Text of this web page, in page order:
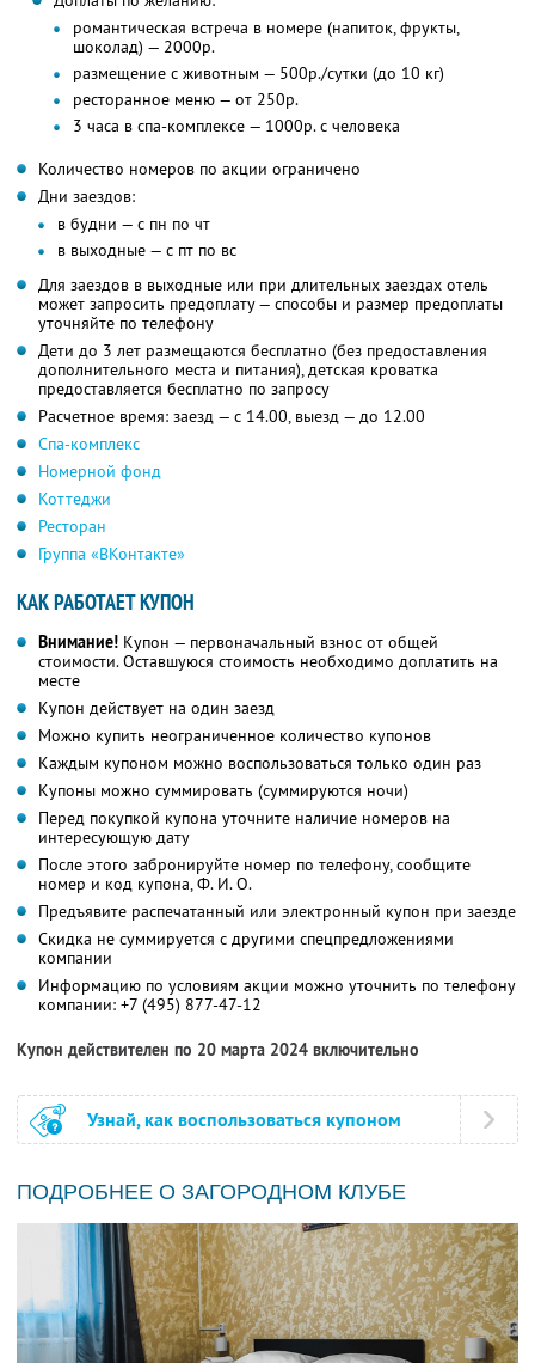
романтическая встреча в номере (напиток, фрукты,
шоколад) — 2000р.
размещение с животным — 500р./сутки (до 10 кг)
ресторанное меню — от 250р.
3 часа в спа-комплексе — 1000р. с человека
Количество номеров по акции ограничено
Дни заездов:
в будни — с пн по чт
в выходные — с пт по вс
Для заездов в выходные или при длительных заездах отель
может запросить предоплату — способы и размер предоплаты
уточняйте по телефону
Дети до 3 лет размещаются бесплатно (без предоставления
дополнительного места и питания), детская кроватка
предоставляется бесплатно по запросу
Расчетное время: заезд — с 14.00, выезд — до 12.00
Спа-комплекс
Номерной фонд
Коттеджи
Ресторан
Группа «ВКонтакте»
КАК РАБОТАЕТ КУПОН
Внимание! Купон — первоначальный взнос от общей
стоимости. Оставшуюся стоимость необходимо доплатить на
месте
Купон действует на один заезд
Можно купить неограниченное количество купонов
Каждым купоном можно воспользоваться только один раз
Купоны можно суммировать (суммируются ночи)
Перед покупкой купона уточните наличие номеров на
интересующую дату
После этого забронируйте номер по телефону, сообщите
номер и код купона,Ф. И. О.
Предъявите распечатанный или электронный купон при заезде
Скидка не суммируется с другими спецпредложениями
компании
Информацию по условиям акции можно уточнить по телефону
компании: +7 (495) 877-47-12
Купон действителен по 20 марта 2024 включительно
Узнай, как воспользоваться купоном
ПОДРОБНЕЕ О ЗАГОРОДНОМ КЛУБЕ